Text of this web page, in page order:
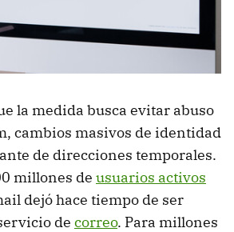
la medida busca evitar abuso
cambios masivos de identidad
de direcciones temporales.
millones de usuarios activos
dejó hace tiempo de ser
de correo. Para millones